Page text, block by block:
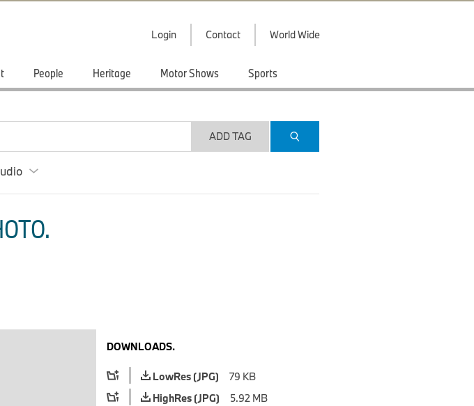
Login Contact World Wide
People Heritage Motor Shows Sports
ADD TAG
DOWNLOADS.
LowRes (JPG)
79 KB
HighRes (JPG)
5.92 MB